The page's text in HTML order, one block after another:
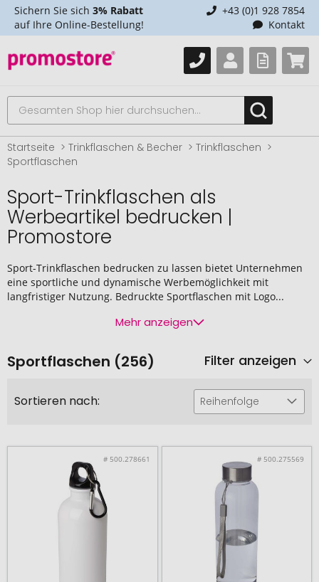
Sichern Sie sich 3% Rabatt
auf Ihre Online-Bestellung!
+43 (0)1 928 7854
Kontakt
Startseite Trinkflaschen & Becher
Trinkflaschen
Sportflaschen
Sport-Trinkflaschen als
Werbeartikel bedrucken |
Promostore
Sport-Trinkflaschen bedrucken zu lassen bietet Unternehmen
eine sportliche und dynamische Werbemöglichkeit mit
langfristiger Nutzung. Bedruckte Sportflaschen mit Logo...
Mehr anzeigen
Sportflaschen (256) Filter anzeigen
Sortieren nach: Reihenfolge
# 500.278661 # 500.275569